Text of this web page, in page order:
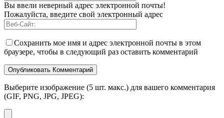
Вы ввели неверный адрес электронной почты!
Пожалуйста, введите свой электронный адрес
Сохранить мое имя и адрес электронной почты в этом
браузере, чтобы в следующий раз оставить комментарий
Выберите изображение (5 шт. макс.) для вашего комментария
(GIF, PNG, JPG, JPEG):